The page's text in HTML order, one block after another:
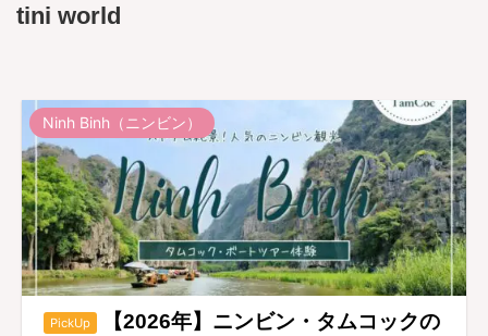
tini world
Ninh Binh（ニンビン）
PickUp
【2026年】ニンビン・タムコックの